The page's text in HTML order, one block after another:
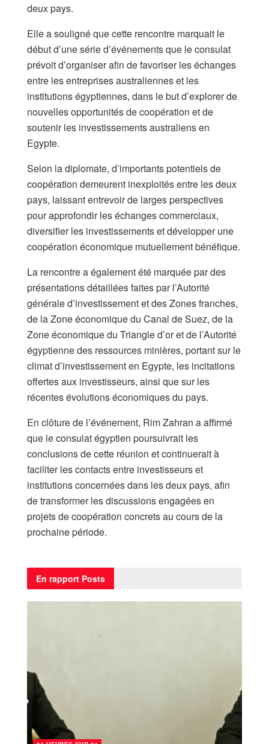
deux pays.
Elle a souligné que cette rencontre marquait le
début d’une série d’événements que le consulat
prévoit d’organiser afin de favoriser les échanges
entre les entreprises australiennes et les
institutions égyptiennes, dans le but d’explorer de
nouvelles opportunités de coopération et de
soutenir les investissements australiens en
Egypte.
Selon la diplomate, d’importants potentiels de
coopération demeurent inexploités entre les deux
pays, laissant entrevoir de larges perspectives
pour approfondir les échanges commerciaux,
diversifier les investissements et développer une
coopération économique mutuellement bénéfique.
La rencontre a également été marquée par des
présentations détaillées faites par l’Autorité
générale d’investissement et des Zones franches,
de la Zone économique du Canal de Suez, de la
Zone économique du Triangle d’or et de l’Autorité
égyptienne des ressources minières, portant sur le
climat d’investissement en Egypte, les incitations
offertes aux investisseurs, ainsi que sur les
récentes évolutions économiques du pays.
En clôture de l’événement, Rim Zahran a affirmé
que le consulat égyptien poursuivrait les
conclusions de cette réunion et continuerait à
faciliter les contacts entre investisseurs et
institutions concernées dans les deux pays, afin
de transformer les discussions engagées en
projets de coopération concrets au cours de la
prochaine période.
En rapport Posts